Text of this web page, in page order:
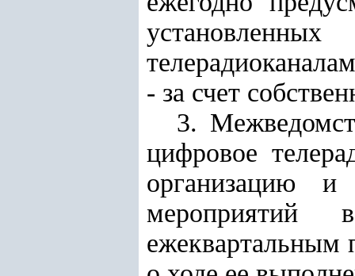
- за счет
3.
цифровое
организацию и
мероприятий
ежеквартальным